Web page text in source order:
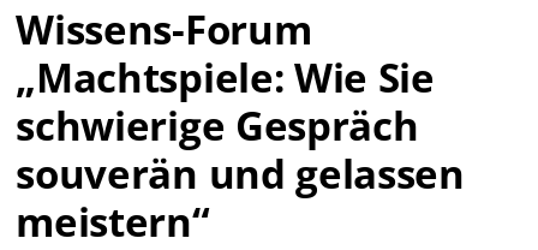
Wissens-Forum
„Machtspiele: Wie Sie
schwierige Gespräch
souverän und gelassen
meistern“